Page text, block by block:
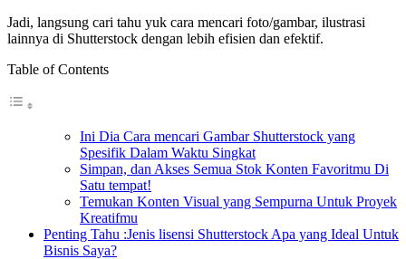
Jadi, langsung cari tahu yuk cara mencari foto/gambar, ilustrasi
lainnya di Shutterstock dengan lebih efisien dan efektif.
Table of Contents
Ini Dia Cara mencari Gambar Shutterstock yang
Spesifik Dalam Waktu Singkat
Simpan, dan Akses Semua Stok Konten Favoritmu Di
Satu tempat!
Temukan Konten Visual yang Sempurna Untuk Proyek
Kreatifmu
Penting Tahu :Jenis lisensi Shutterstock Apa yang Ideal Untuk
Bisnis Saya?